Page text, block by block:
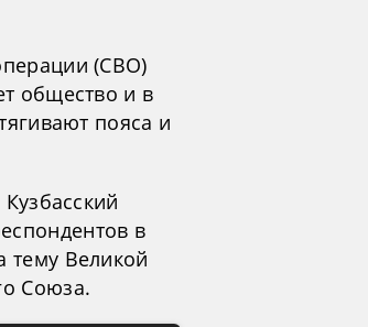
(СВО)
общество и в
пояса и
в
тему Великой
Союза.